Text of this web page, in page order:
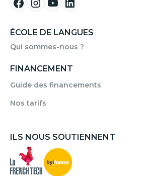
ÉCOLE DE LANGUES
Qui sommes-nous ?
FINANCEMENT
Guide des financements
Nos tarifs
ILS NOUS SOUTIENNENT